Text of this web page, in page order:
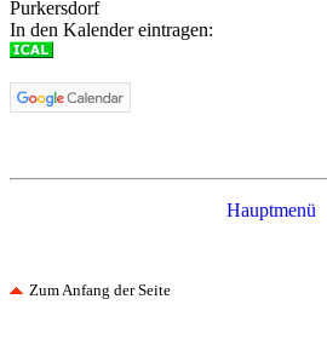
Purkersdorf
In den Kalender eintragen:
Hauptmenü
Zum Anfang der Seite